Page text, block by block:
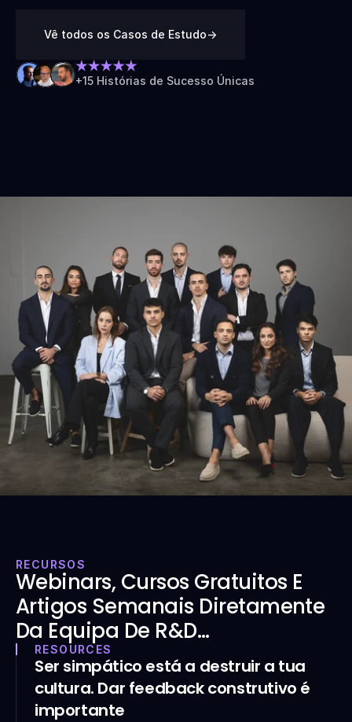
Vê todos os Casos de Estudo->
+15 Histórias de Sucesso Únicas
A Trazer Previsibilidade De
Crescimento Para Todas As
Empresas B2B
Conhece a Equipa->
Junta-te a 100+ clientes satisfeitos
RECURSOS
Webinars, Cursos Gratuitos E
Artigos Semanais Diretamente
Da Equipa De R&D…
RESOURCES
Ser simpático está a destruir a tua
cultura. Dar feedback construtivo é
importante